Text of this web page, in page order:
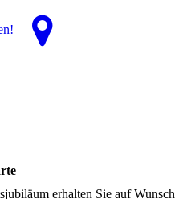
erhalten Sie auf Wunsch